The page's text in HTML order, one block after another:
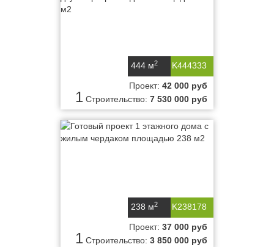
K444333
444 м2
1
Проект: 42 000 руб
Строительство: 7 530 000 руб
K238178
238 м2
1
Проект: 37 000 руб
Строительство: 3 850 000 руб